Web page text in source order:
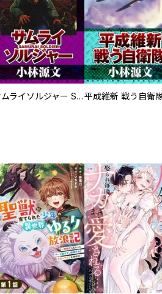
サムライソルジャー SAMURAI SOLDIER平成維新 戦う自衛